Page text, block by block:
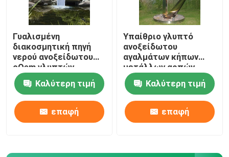
Γυαλισμένη
διακοσμητική πηγή
νερού ανοξείδωτου
cOem γλυπτών
μετάλλων
Καλύτερη τιμή
επαφή
Υπαίθριο γλυπτό
ανοξείδωτου
αγαλμάτων κήπων
μετάλλων αρπών
πηγών νερού
Καλύτερη τιμή
επαφή